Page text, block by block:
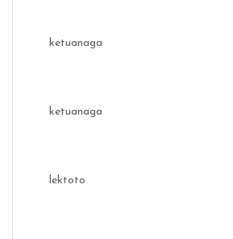
ketuanaga
ketuanaga
lektoto